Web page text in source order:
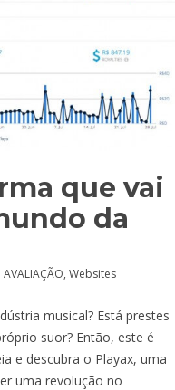
que vai
da
AVALIAÇÃO, Websites
musical? Está prestes
suor? Então, este é
e descubra o Playax, uma
uma revolução no